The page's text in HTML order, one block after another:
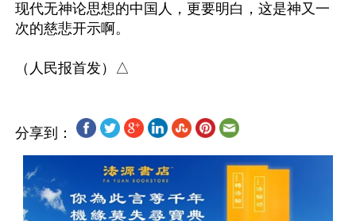
现代无神论思想的中国人，更要明白，这是神又一
次的慈悲开示啊。
分享到：